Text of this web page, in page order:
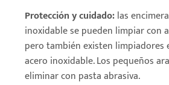
Protección y cuidado:las
inoxidable se pueden limpiar con
pero también existen limpiadores
acero inoxidable. Los pequeños
eliminar con pasta abrasiva.